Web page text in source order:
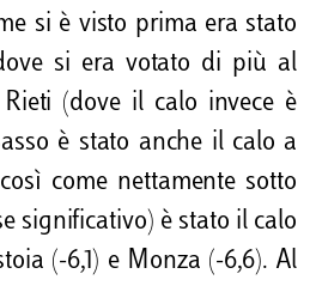
si è visto prima era stato
si era votato di più al
(dove il calo invece è
è stato anche il calo a
come nettamente sotto
significativo) è stato il calo
(-6,1) e Monza (-6,6). Al